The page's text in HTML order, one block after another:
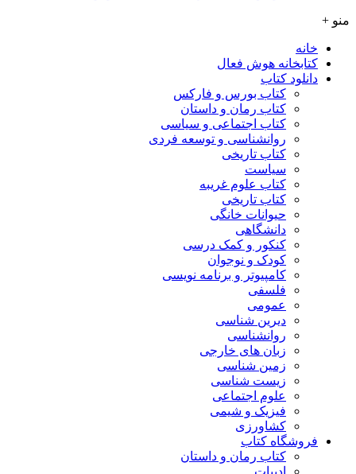
منو +
خانه
کتابخانه هوش فعال
دانلود کتاب
کتاب بورس و فارکس
کتاب رمان و داستان
کتاب اجتماعی و سیاسی
روانشناسی و توسعه فردی
کتاب تاریخی
سیاست
کتاب علوم غریبه
کتاب تاریخی
حیوانات خانگی
دانشگاهی
کنکور و کمک‌ درسی
کودک و نوجوان
کامپیوتر و برنامه نویسی
فلسفی
عمومی
دیرین شناسی
روانشناسی
زبان های خارجی
زمین شناسی
زیست شناسی
علوم اجتماعی
فیزیک و شیمی
کشاورزی
فروشگاه کتاب
کتاب رمان و داستان
ادبیات